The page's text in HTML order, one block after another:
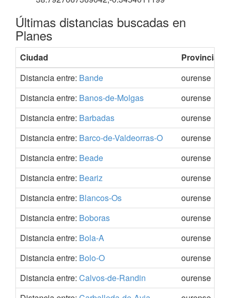
Últimas distancias buscadas en
Planes
Ciudad Provincia
Distancia entre: Bande ourense
Distancia entre: Banos-de-Molgas ourense
Distancia entre: Barbadas ourense
Distancia entre: Barco-de-Valdeorras-O ourense
Distancia entre: Beade ourense
Distancia entre: Beariz ourense
Distancia entre: Blancos-Os ourense
Distancia entre: Boboras ourense
Distancia entre: Bola-A ourense
Distancia entre: Bolo-O ourense
Distancia entre: Calvos-de-Randin ourense